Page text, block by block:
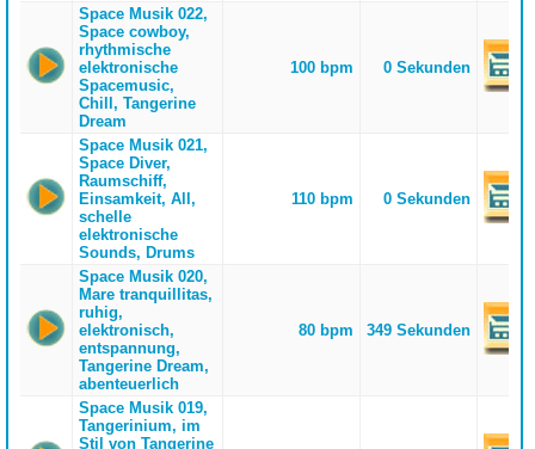
Space Musik 022,
Space cowboy,
rhythmische
elektronische
Spacemusic,
Chill, Tangerine
Dream
100 bpm 0 Sekunden
Space Musik 021,
Space Diver,
Raumschiff,
Einsamkeit, All,
schelle
elektronische
Sounds, Drums
110 bpm 0 Sekunden
Space Musik 020,
Mare tranquillitas,
ruhig,
elektronisch,
entspannung,
Tangerine Dream,
abenteuerlich
80 bpm 349 Sekunden
Space Musik 019,
Tangerinium, im
Stil von Tangerine